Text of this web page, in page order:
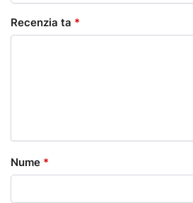
Recenzia ta *
Nume *